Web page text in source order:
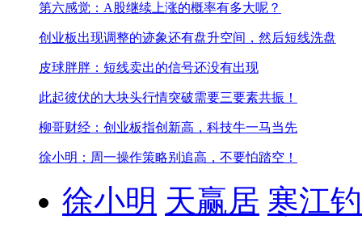
第六感觉：A股继续上涨的概率有多大呢？
创业板出现调整的迹象还有盘升空间，然后短线洗盘
皮球胖胖：短线卖出的信号还没有出现
此起彼伏的大块头行情突破需要三要素共振！
柳哥财经：创业板指创新高，科技牛一马当先
徐小明：周一操作策略别追高，不要怕踏空！
徐小明 天赢居 寒江